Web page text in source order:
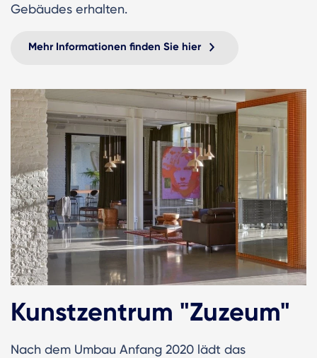
Gebäudes erhalten.
Mehr Informationen finden Sie hier
Kunstzentrum "Zuzeum"
Nach dem Umbau Anfang 2020 lädt das